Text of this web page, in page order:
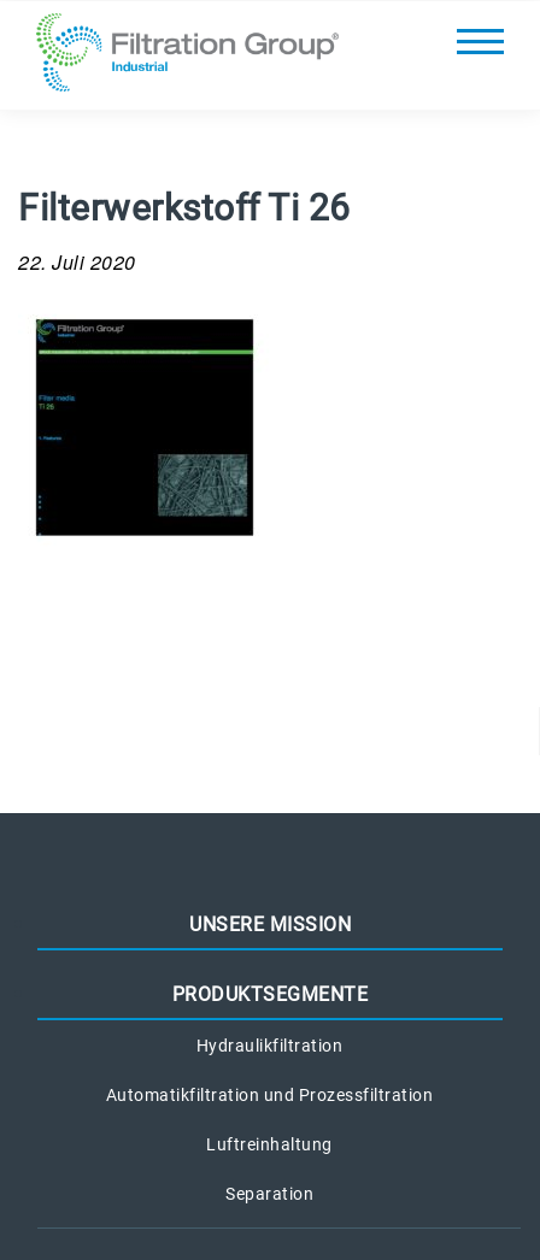
Filterwerkstoff Ti 26
22. Juli 2020
UNSERE MISSION
PRODUKTSEGMENTE
Hydraulikfiltration
Automatikfiltration und Prozessfiltration
Luftreinhaltung
Separation